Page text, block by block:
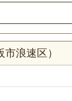
浪速区）